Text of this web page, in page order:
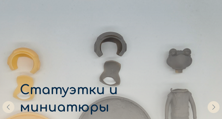
Статуэтки и
миниатюры